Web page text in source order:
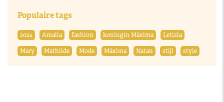
Populaire tags
2024 Amalia fashion koningin Máxima
Letizia
Mary
Mathilde Mode Máxima Natan stijl style